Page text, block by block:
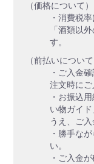
（価格について）
・消費税
「酒類以
す。
（前払いについて
・ご入金
注文時にご
・お振込
い物ガイ
うえ、ご入
・勝手な
い。
・ご入金